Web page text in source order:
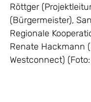
Röttger
(Bürgermeister),
Regionale
Renate Hackmann
Westconnect)